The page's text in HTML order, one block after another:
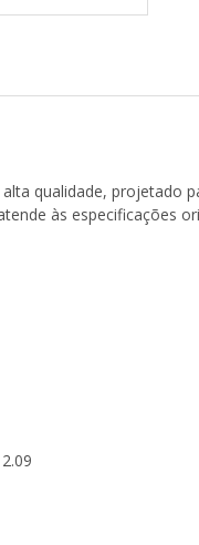
qualidade,
às especificações